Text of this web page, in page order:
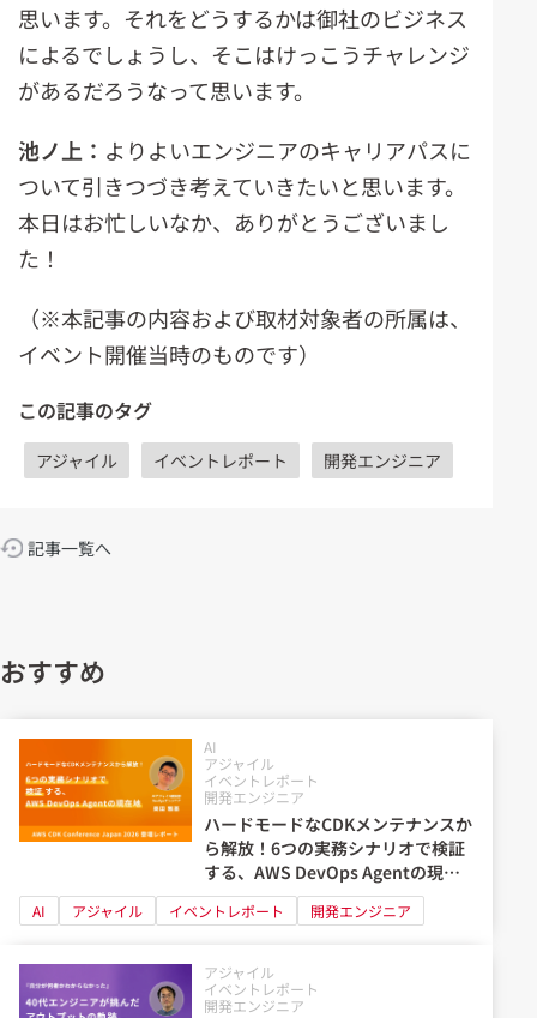
思います。それをどうするかは御社のビジネス
によるでしょうし、そこはけっこうチャレンジ
があるだろうなって思います。
池ノ上： よりよいエンジニアのキャリアパスに
ついて引きつづき考えていきたいと思います。
本日はお忙しいなか、ありがとうございまし
た！
（※本記事の内容および取材対象者の所属は、
イベント開催当時のものです）
この記事のタグ
アジャイル イベントレポート 開発エンジニア
記事一覧へ
おすすめ
AI
アジャイル
イベントレポート
開発エンジニア
ハードモードなCDKメンテナンスか
ら解放！6つの実務シナリオで検証
する、AWS DevOps Agentの現在
地
AI アジャイル イベントレポート 開発エンジニア
アジャイル
イベントレポート
開発エンジニア